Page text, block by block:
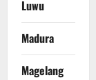
Luwu
Madura
Magelang